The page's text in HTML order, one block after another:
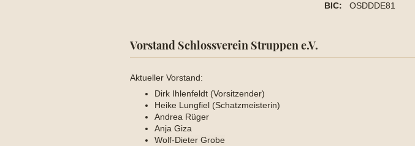
BIC:
OSDDDE81
Vorstand Schlossverein Struppen e.V.
Aktueller Vorstand:
Dirk Ihlenfeldt (Vorsitzender)
Heike Lungfiel (Schatzmeisterin)
Andrea Rüger
Anja Giza
Wolf-Dieter Grobe